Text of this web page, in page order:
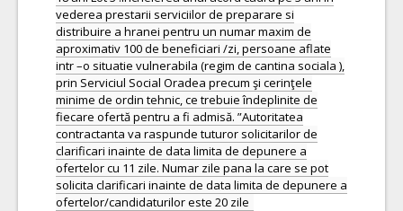
vederea prestarii serviciilor de preparare si
distribuire a hranei pentru un numar maxim de
aproximativ 100 de beneficiari /zi, persoane aflate
intr –o situatie vulnerabila (regim de cantina sociala ),
prin Serviciul Social Oradea precum şi cerinţele
minime de ordin tehnic, ce trebuie îndeplinite de
fiecare ofertă pentru a fi admisă. ”Autoritatea
contractanta va raspunde tuturor solicitarilor de
clarificari inainte de data limita de depunere a
ofertelor cu 11 zile. Numar zile pana la care se pot
solicita clarificari inainte de data limita de depunere a
ofertelor/candidaturilor este 20 zile